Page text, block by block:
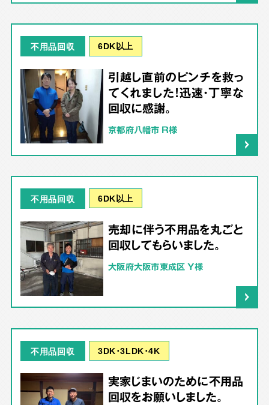
不用品回収 6DK以上
引越し直前のピンチを救っ
てくれました！迅速・丁寧な
回収に感謝。
京都府八幡市 R様
不用品回収 6DK以上
売却に伴う不用品を丸ごと
回収してもらいました。
大阪府大阪市東成区 Y様
不用品回収 3DK･3LDK･4K
実家じまいのために不用品
回収をお願いしました。